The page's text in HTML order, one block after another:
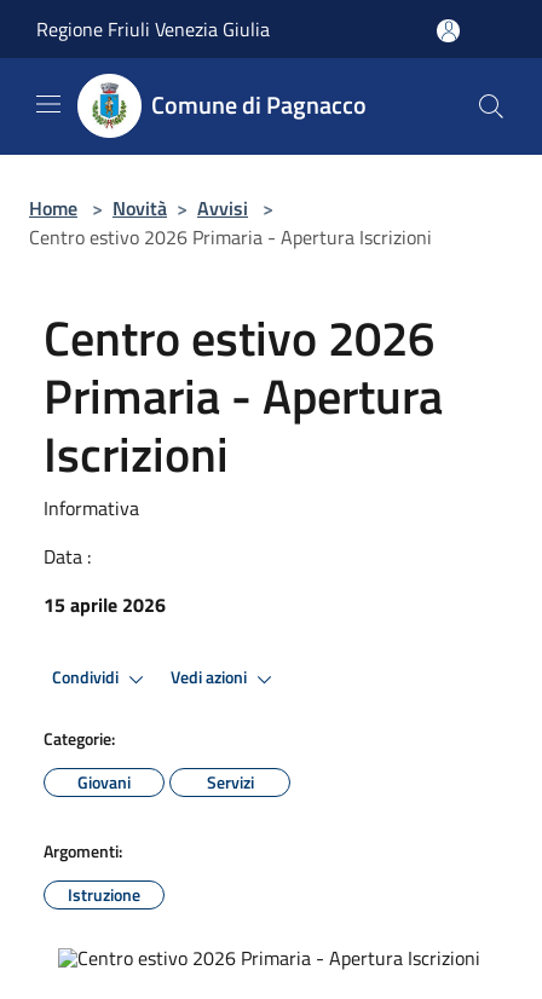
Regione Friuli Venezia Giulia
Comune di Pagnacco
Home > Novità > Avvisi >
Centro estivo 2026 Primaria - Apertura Iscrizioni
Centro estivo 2026
Primaria - Apertura
Iscrizioni
Informativa
Data :
15 aprile 2026
Condividi Vedi azioni
Categorie:
Giovani
Servizi
Argomenti:
Istruzione